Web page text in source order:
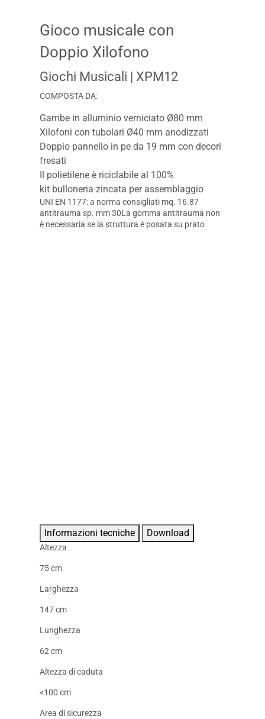
Gioco musicale con
Doppio Xilofono
Giochi Musicali | XPM12
COMPOSTA DA:
Gambe in alluminio verniciato Ø80 mm
Xilofoni con tubolari Ø40 mm anodizzati
Doppio pannello in pe da 19 mm con decori
fresati
Il polietilene è riciclabile al 100%
kit bulloneria zincata per assemblaggio
UNI EN 1177: a norma consigliati mq. 16.87
antitrauma sp. mm 30La gomma antitrauma non
è necessaria se la struttura è posata su prato
Informazioni tecniche Download
Altezza
75 cm
Larghezza
147 cm
Lunghezza
62 cm
Altezza di caduta
<100 cm
Area di sicurezza